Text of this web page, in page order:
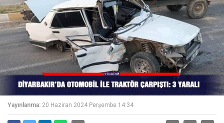
Yayınlanma: 20 Haziran 2024 Perşembe 14:34